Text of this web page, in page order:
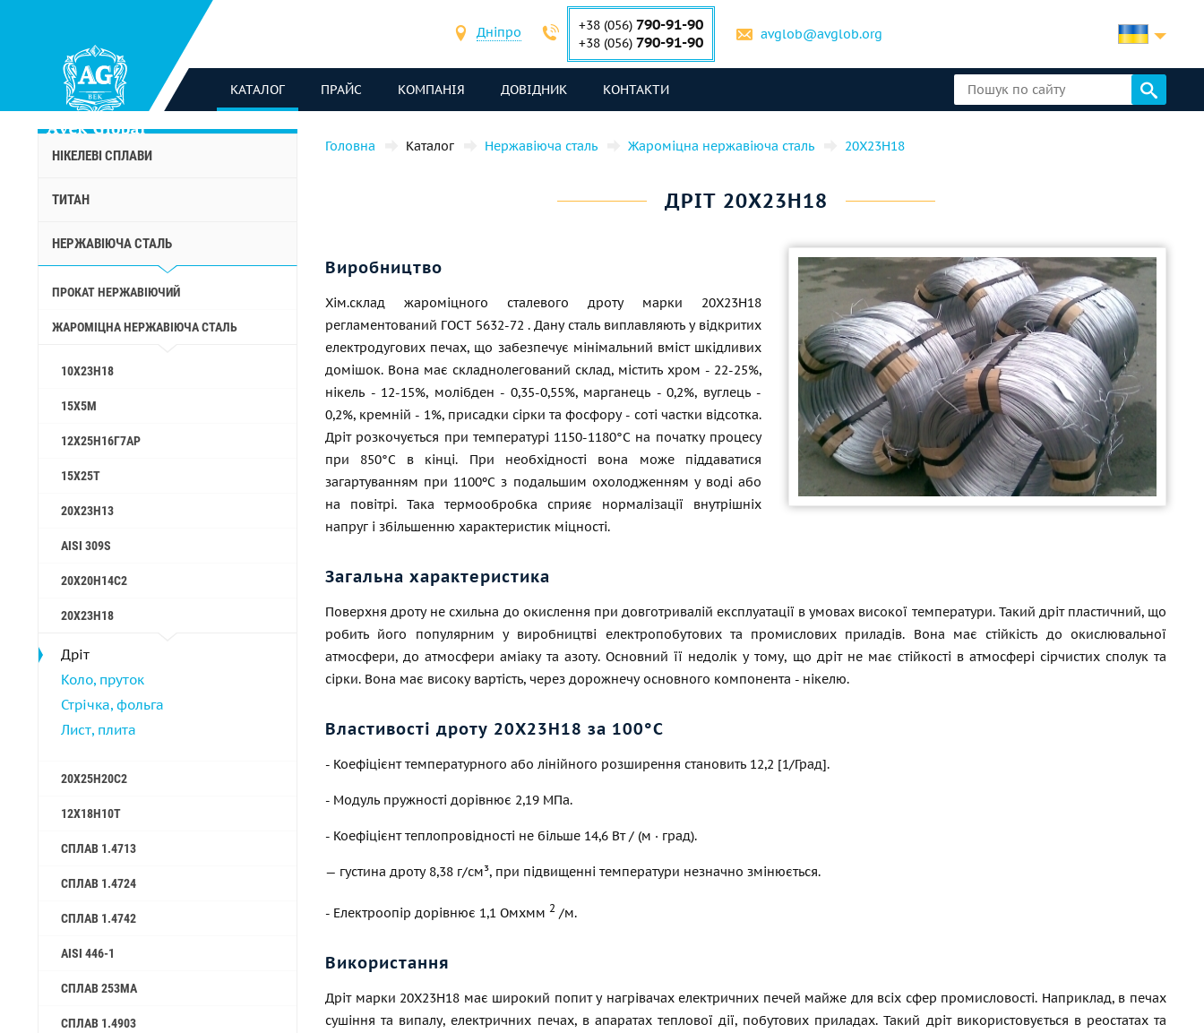
Дніпро +38 (056) 790-91-90
+38 (056) 790-91-90 avglob@avglob.org
КАТАЛОГ ПРАЙС КОМПАНІЯ ДОВІДНИК КОНТАКТИ
НІКЕЛЕВІ СПЛАВИ
ТИТАН
НЕРЖАВІЮЧА СТАЛЬ
ПРОКАТ НЕРЖАВІЮЧИЙ
ЖАРОМІЦНА НЕРЖАВІЮЧА СТАЛЬ
10Х23Н18
15Х5М
12Х25Н16Г7АР
15Х25Т
20Х23Н13
AISI 309S
20Х20Н14С2
20Х23Н18
Дріт
Коло, пруток
Стрічка, фольга
Лист, плита
20Х25Н20С2
12Х18Н10Т
СПЛАВ 1.4713
СПЛАВ 1.4724
СПЛАВ 1.4742
AISI 446-1
CПЛАВ 253MA
СПЛАВ 1.4903
Головна Каталог Нержавіюча сталь Жароміцна нержавіюча сталь 20Х23Н18
ДРІТ 20Х23Н18
Виробництво
Хім.склад жароміцного сталевого дроту марки 20Х23Н18
регламентований ГОСТ 5632-72 . Дану сталь виплавляють у відкритих
електродугових печах, що забезпечує мінімальний вміст шкідливих
домішок. Вона має складнолегований склад, містить хром - 22-25%,
нікель - 12-15%, молібден - 0,35-0,55%, марганець - 0,2%, вуглець -
0,2%, кремній - 1%, присадки сірки та фосфору - соті частки відсотка.
Дріт розкочується при температурі 1150-1180°С на початку процесу
при 850°C в кінці. При необхідності вона може піддаватися
загартуванням при 1100ºС з подальшим охолодженням у воді або
на повітрі. Така термообробка сприяє нормалізації внутрішніх
напруг і збільшенню характеристик міцності.
Загальна характеристика
Поверхня дроту не схильна до окислення при довготривалій експлуатації в умовах високої температури. Такий дріт пластичний, що
робить його популярним у виробництві електропобутових та промислових приладів. Вона має стійкість до окислювальної
атмосфери, до атмосфери аміаку та азоту. Основний її недолік у тому, що дріт не має стійкості в атмосфері сірчистих сполук та
сірки. Вона має високу вартість, через дорожнечу основного компонента - нікелю.
Властивості дроту 20Х23Н18 за 100°C
- Коефіцієнт температурного або лінійного розширення становить 12,2 [1/Град].
- Модуль пружності дорівнює 2,19 МПа.
- Коефіцієнт теплопровідності не більше 14,6 Вт / (м · град).
— густина дроту 8,38 г/см³, при підвищенні температури незначно змінюється.
- Електроопір дорівнює 1,1 Омxмм 2 /м.
Використання
Дріт марки 20Х23Н18 має широкий попит у нагрівачах електричних печей майже для всіх сфер промисловості. Наприклад, в печах
сушіння та випалу, електричних печах, в апаратах теплової дії, побутових приладах. Такий дріт використовується в реостатах та